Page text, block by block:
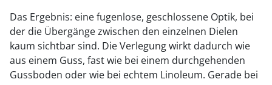
Das Ergebnis: eine fugenlose, geschlossene Optik, bei
der die Übergänge zwischen den einzelnen Dielen
kaum sichtbar sind. Die Verlegung wirkt dadurch wie
aus einem Guss, fast wie bei einem durchgehenden
Gussboden oder wie bei echtem Linoleum. Gerade bei